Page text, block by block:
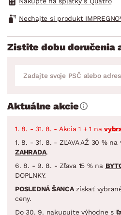
Nechajte si produkt
Zistite dobu doručenia
Aktuálne akcie
1. 8. - 31. 8. - Akcia 1 + 1 na
1. 8. - 31. 8. - ZĽAVA AŽ 30 %
ZAHRADA.
6. 8. - 9. 8. - Zľava 15 % na
DOPLNKY.
POSLEDNÁ ŠANCAzískať
ceny.
Do 30. 9. nakupujte výhodne s